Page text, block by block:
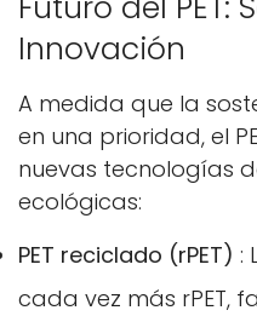
Innovación
A medida que la
en una prioridad, el
nuevas tecnologías
ecológicas:
PET reciclado (rPET) :
cada vez más rPET,